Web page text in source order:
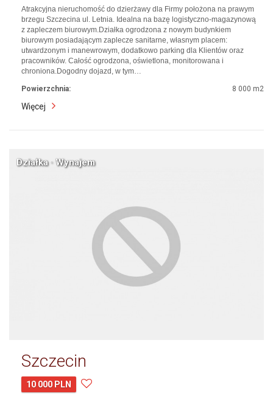
Atrakcyjna nieruchomość do dzierżawy dla Firmy położona na prawym
brzegu Szczecina ul. Letnia. Idealna na bazę logistyczno-magazynową
z zapleczem biurowym.Działka ogrodzona z nowym budynkiem
biurowym posiadającym zaplecze sanitarne, własnym placem:
utwardzonym i manewrowym, dodatkowo parking dla Klientów oraz
pracowników. Całość ogrodzona, oświetlona, monitorowana i
chroniona.Dogodny dojazd, w tym…
Powierzchnia: 8 000 m2
Więcej
Działka · Wynajem
Szczecin
10 000 PLN